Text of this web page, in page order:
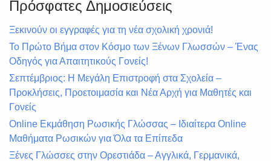
Πρόσφατες Δημοσιεύσεις
Ξεκινούν οι εγγραφές για τη νέα σχολική χρονιά!
Το Πρώτο Βήμα στον Κόσμο των Ξένων Γλωσσών – Ένας
Οδηγός για Απαιτητικούς Γονείς!
Σεπτέμβριος: Η Μεγάλη Επιστροφή στα Σχολεία –
Προκλήσεις, Προετοιμασία και Νέα Αρχή για Μαθητές και
Γονείς
Online Εκμάθηση Ρωσικής Γλώσσας – Ιδιαίτερα Online
Μαθήματα Ρωσικών για Όλα τα Επίπεδα
Ξένες Γλώσσες στην Ορεστιάδα – Αγγλικά, Γερμανικά,